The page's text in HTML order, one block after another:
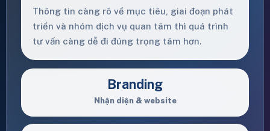
Thông tin càng rõ về mục tiêu, giai đoạn phát
triển và nhóm dịch vụ quan tâm thì quá trình
tư vấn càng dễ đi đúng trọng tâm hơn.
Branding
Nhận diện & website